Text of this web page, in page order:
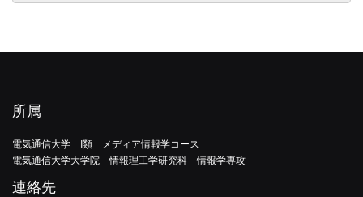
所属
電気通信大学 I類 メディア情報学コース
電気通信大学大学院 情報理工学研究科 情報学専攻
連絡先